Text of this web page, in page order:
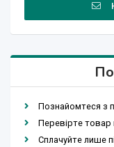
Познайомтеся з
Перевірте
Сплачуйте лише